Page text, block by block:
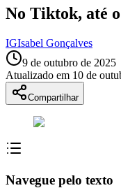
No Tiktok, até
IGIsabel Gonçalves
9 de outubro de 2025
Atualizado em 10 de
Compartilhar
Navegue pelo texto